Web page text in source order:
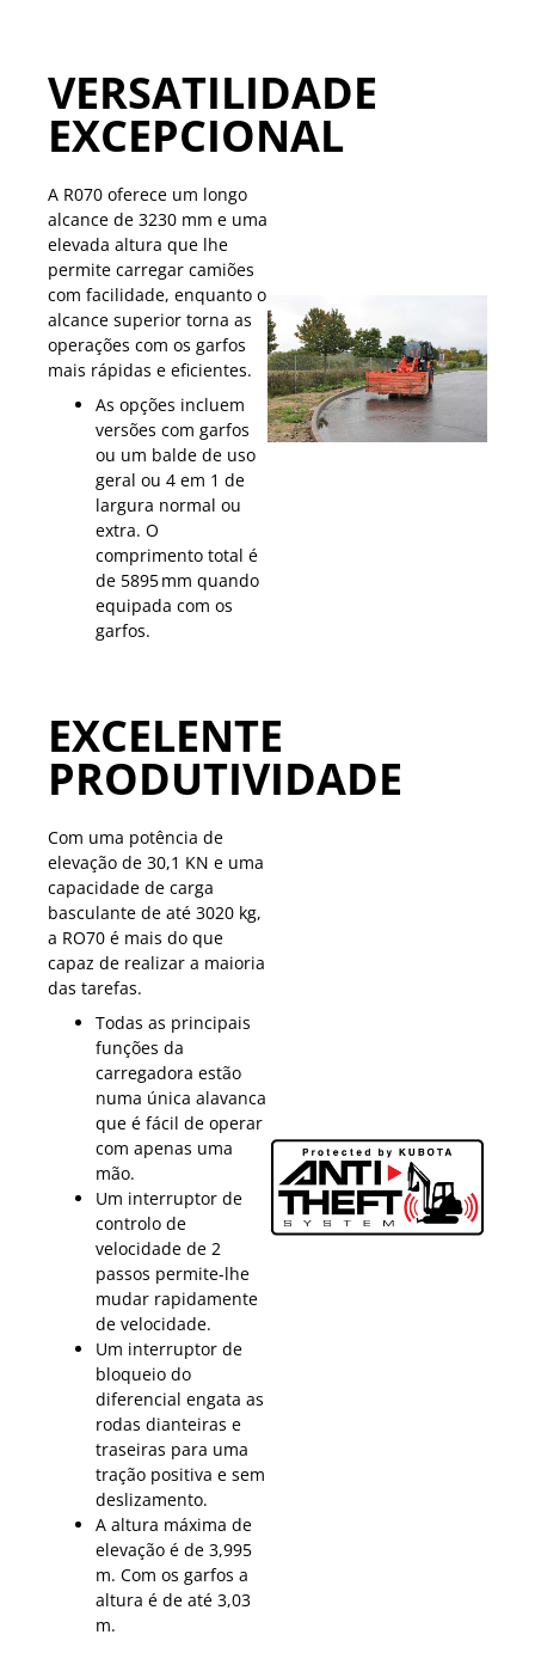
VERSATILIDADE
EXCEPCIONAL
A R070 oferece um longo
alcance de 3230 mm e uma
elevada altura que lhe
permite carregar camiões
com facilidade, enquanto o
alcance superior torna as
operações com os garfos
mais rápidas e eficientes.
As opções incluem
versões com garfos
ou um balde de uso
geral ou 4 em 1 de
largura normal ou
extra. O
comprimento total é
de 5895 mm quando
equipada com os
garfos.
EXCELENTE
PRODUTIVIDADE
Com uma potência de
elevação de 30,1 KN e uma
capacidade de carga
basculante de até 3020 kg,
a RO70 é mais do que
capaz de realizar a maioria
das tarefas.
Todas as principais
funções da
carregadora estão
numa única alavanca
que é fácil de operar
com apenas uma
mão.
Um interruptor de
controlo de
velocidade de 2
passos permite-lhe
mudar rapidamente
de velocidade.
Um interruptor de
bloqueio do
diferencial engata as
rodas dianteiras e
traseiras para uma
tração positiva e sem
deslizamento.
A altura máxima de
elevação é de 3,995
m. Com os garfos a
altura é de até 3,03
m.